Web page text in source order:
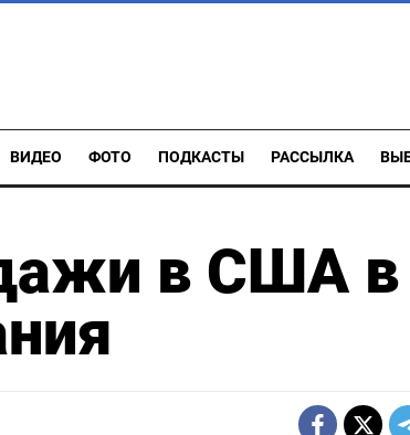
ВИДЕО ФОТО ПОДКАСТЫ РАССЫЛКА
в США